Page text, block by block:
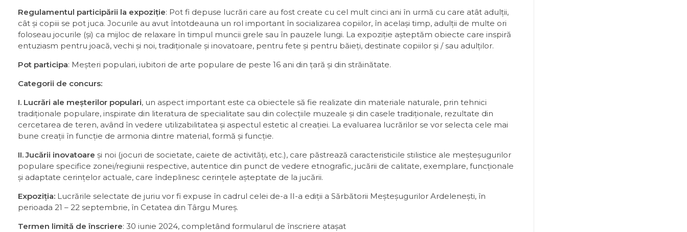
Regulamentul participării la expoziție: Pot fi depuse lucrări care au fost create cu cel mult cinci ani în urmă cu care atât adulții,
cât și copiii se pot juca. Jocurile au avut întotdeauna un rol important în socializarea copiilor, în același timp, adulții de multe ori
foloseau jocurile (și) ca mijloc de relaxare în timpul muncii grele sau în pauzele lungi. La expoziție așteptăm obiecte care inspiră
entuziasm pentru joacă, vechi și noi, tradiționale și inovatoare, pentru fete și pentru băieți, destinate copiilor și / sau adulților.
Pot participa: Meșteri populari, iubitori de arte populare de peste 16 ani din țară și din străinătate.
Categorii de concurs:
I. Lucrări ale meșterilor populari, un aspect important este ca obiectele să fie realizate din materiale naturale, prin tehnici
tradiționale populare, inspirate din literatura de specialitate sau din colecțiile muzeale și din casele tradiționale, rezultate din
cercetarea de teren, având în vedere utilizabilitatea și aspectul estetic al creației. La evaluarea lucrărilor se vor selecta cele mai
bune creații în funcție de armonia dintre material, formă și funcție.
II. Jucării inovatoare și noi (jocuri de societate, caiete de activități, etc.), care păstrează caracteristicile stilistice ale meșteșugurilor
populare specifice zonei/regiunii respective, autentice din punct de vedere etnografic, jucării de calitate, exemplare, funcționale
și adaptate cerințelor actuale, care îndeplinesc cerințele așteptate de la jucării.
Expoziția: Lucrările selectate de juriu vor fi expuse în cadrul celei de-a II-a ediții a Sărbătorii Meșteșugurilor Ardelenești, în
perioada 21 – 22 septembrie, în Cetatea din Târgu Mureș.
Termen limită de înscriere: 30 iunie 2024, completând formularul de înscriere atașat